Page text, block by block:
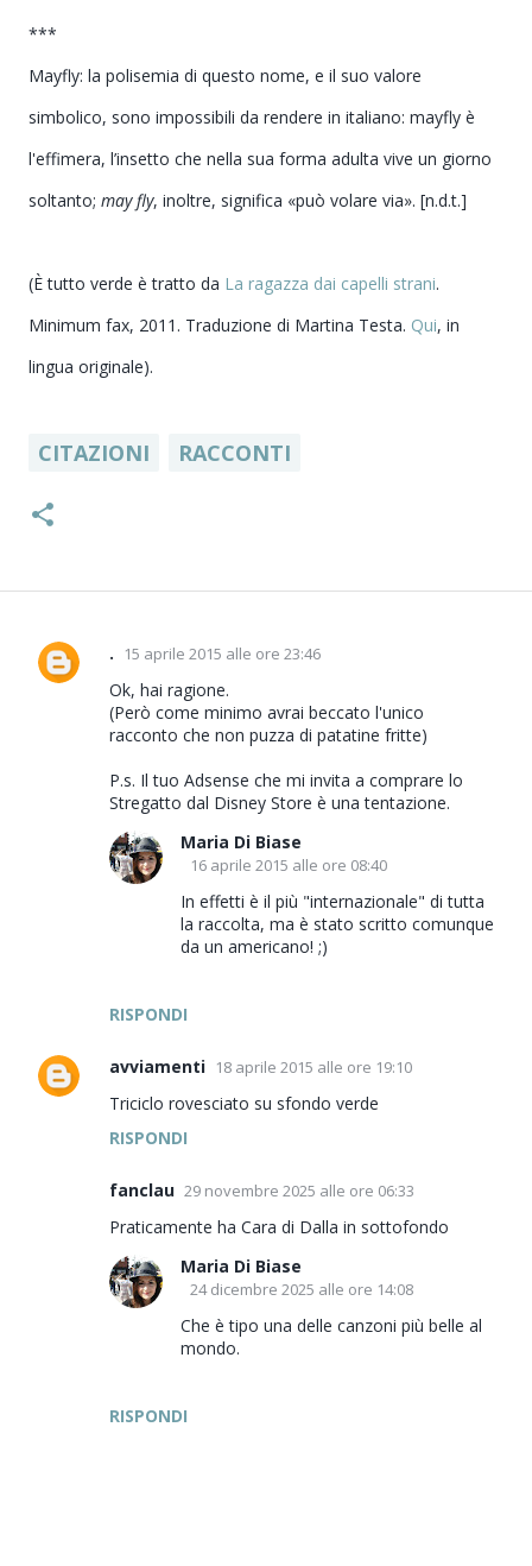
***
Mayfly: la polisemia di questo nome, e il suo valore
simbolico, sono impossibili da rendere in italiano: mayfly è
l'effimera, l’insetto che nella sua forma adulta vive un giorno
soltanto; may fly, inoltre, significa «può volare via». [n.d.t.]
(È tutto verde è tratto da La ragazza dai capelli strani.
Minimum fax, 2011. Traduzione di Martina Testa. Qui, in
lingua originale).
CITAZIONI RACCONTI
C
. 15 aprile 2015 alle ore 23:46
Ok, hai ragione.
(Però come minimo avrai beccato l'unico
racconto che non puzza di patatine fritte)
P.s. Il tuo Adsense che mi invita a comprare lo
Stregatto dal Disney Store è una tentazione.
RISPONDI
Maria Di Biase
16 aprile 2015 alle ore 08:40
In effetti è il più "internazionale" di tutta
la raccolta, ma è stato scritto comunque
da un americano! ;)
avviamenti 18 aprile 2015 alle ore 19:10
Triciclo rovesciato su sfondo verde
RISPONDI
fanclau 29 novembre 2025 alle ore 06:33
Praticamente ha Cara di Dalla in sottofondo
RISPONDI
Maria Di Biase
24 dicembre 2025 alle ore 14:08
Che è tipo una delle canzoni più belle al
mondo.